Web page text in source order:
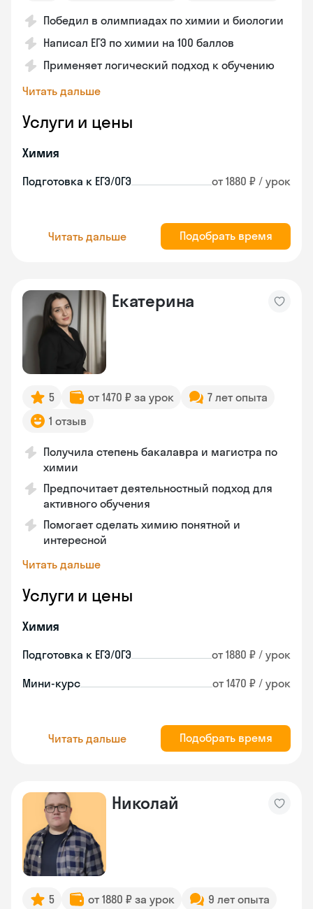
Победил в олимпиадах по химии и биологии
Написал ЕГЭ по химии на 100 баллов
Применяет логический подход к обучению
Читать дальше
Услуги и цены
Химия
Подготовка к ЕГЭ/ОГЭ от 1880 ₽ / урок
Читать дальше Подобрать время
Екатерина
5 от 1470 ₽ за урок
7 лет опыта
1 отзыв
Получила степень бакалавра и магистра по
химии
Предпочитает деятельностный подход для
активного обучения
Помогает сделать химию понятной и
интересной
Читать дальше
Услуги и цены
Химия
Подготовка к ЕГЭ/ОГЭ от 1880 ₽ / урок
Мини-курс от 1470 ₽ / урок
Читать дальше Подобрать время
Николай
5 от 1880 ₽ за урок
9 лет опыта